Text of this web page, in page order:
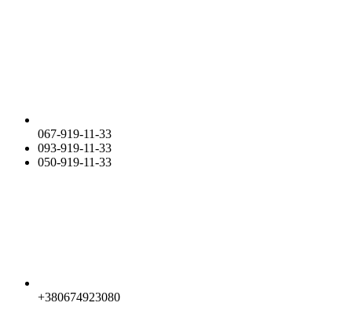
067-919-11-33
093-919-11-33
050-919-11-33
+380674923080